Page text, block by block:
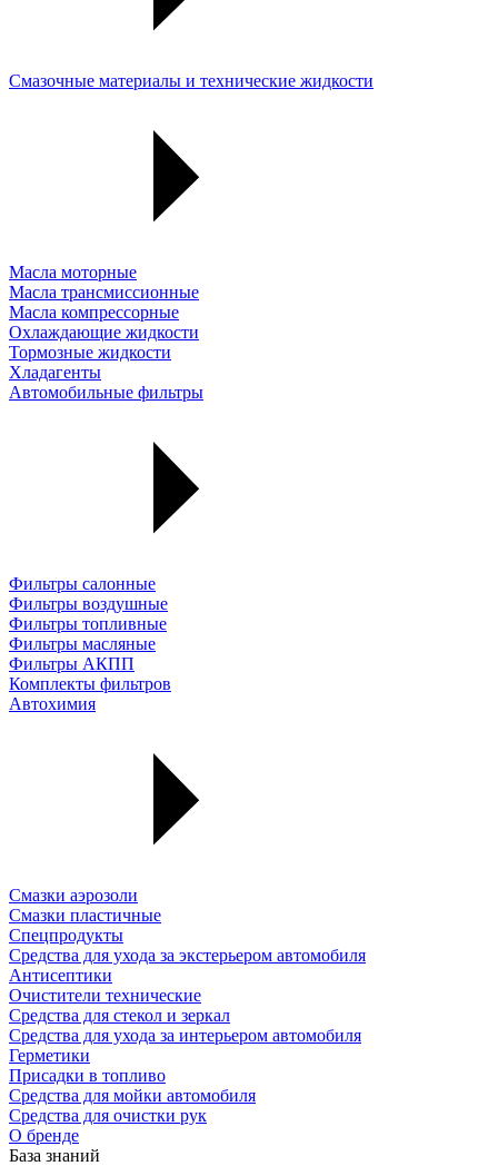
Смазочные материалы и технические жидкости
Масла моторные
Масла трансмиссионные
Масла компрессорные
Охлаждающие жидкости
Тормозные жидкости
Хладагенты
Автомобильные фильтры
Фильтры салонные
Фильтры воздушные
Фильтры топливные
Фильтры масляные
Фильтры АКПП
Комплекты фильтров
Автохимия
Смазки аэрозоли
Смазки пластичные
Спецпродукты
Средства для ухода за экстерьером автомобиля
Антисептики
Очистители технические
Средства для стекол и зеркал
Средства для ухода за интерьером автомобиля
Герметики
Присадки в топливо
Средства для мойки автомобиля
Средства для очистки рук
О бренде
База знаний